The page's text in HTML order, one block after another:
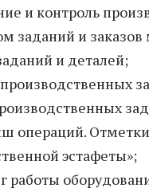
и контроль
заданий и
и деталей;
операций.
эстафеты»;
работы